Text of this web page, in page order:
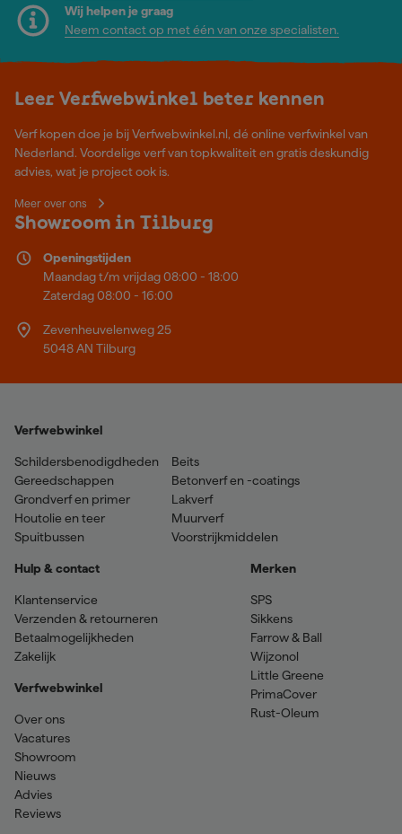
Wij helpen je graag
Neem contact op met één van onze specialisten.
Leer Verfwebwinkel beter kennen
Verf kopen doe je bij Verfwebwinkel.nl, dé online verfwinkel van
Nederland. Voordelige verf van topkwaliteit en gratis deskundig
advies, wat je project ook is.
Meer over ons
Showroom in Tilburg
Openingstijden
Maandag t/m vrijdag 08:00 - 18:00
Zaterdag 08:00 - 16:00
Zevenheuvelenweg 25
5048 AN Tilburg
Verfwebwinkel
Schildersbenodigdheden
Gereedschappen
Grondverf en primer
Houtolie en teer
Spuitbussen
Beits
Betonverf en -coatings
Lakverf
Muurverf
Voorstrijkmiddelen
Hulp & contact
Klantenservice
Verzenden & retourneren
Betaalmogelijkheden
Zakelijk
Verfwebwinkel
Over ons
Vacatures
Showroom
Nieuws
Advies
Reviews
Merken
SPS
Sikkens
Farrow & Ball
Wijzonol
Little Greene
PrimaCover
Rust-Oleum